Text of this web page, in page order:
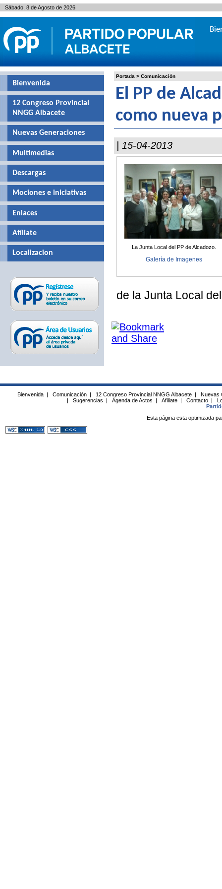
Portada > Comunicación
El PP de
como nueva
| 15-04-2013
La Junta Local del PP de Alcadozo.
Galería de Imagenes
de la Junta Local
Bienvenida
12 Congreso Provincial
NNGG Albacete
Nuevas Generaciones
Multimedias
Descargas
Mociones e iniciativas
Enlaces
Afíliate
Localizacion
Sábado, 8 de Agosto de 2026
Bienvenida | Comunicación | 12 Congreso Provincial NNGG Albacete |
Nuevas
|
Sugerencias | Agenda de Actos | Afíliate | Contacto |
Esta página esta optimizada